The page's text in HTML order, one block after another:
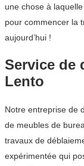
une chose à
pour commencer la
aujourd’hui !
Service de
Lento
Notre entreprise de
de meubles de
travaux de
expérimentée qui